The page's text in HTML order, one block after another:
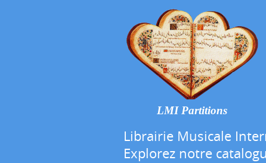
LMI Partitions
Librairie Musicale
Explorez notre